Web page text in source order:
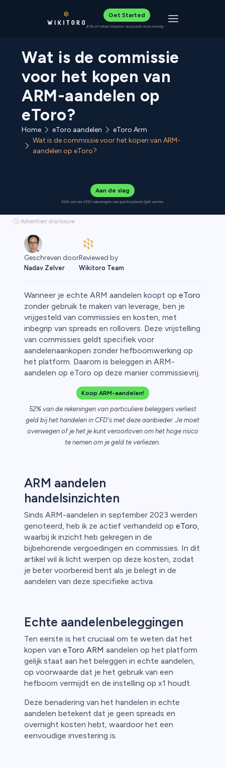
Get Started
61% of retail investor accounts lose money Toggle
Wat is de commissie
voor het kopen van
ARM-aandelen op
eToro?
Home eToro aandelen
eToro Arm
Wat is de commissie voor het kopen van ARM-
aandelen op eToro?
Aan de slag
52% van de CFD-rekeningen van particulieren lijdt verlies.
ⓘ Advertiser disclosure
Geschreven door
Nadav Zelver
Reviewed by
Wikitoro Team
Wanneer je echte ARM aandelen koopt op eToro
zonder gebruik te maken van leverage, ben je
vrijgesteld van commissies en kosten, met
inbegrip van spreads en rollovers. Deze vrijstelling
van commissies geldt specifiek voor
aandelenaankopen zonder hefboomwerking op
het platform. Daarom is beleggen in ARM-
aandelen op eToro op deze manier commissievrij.
Koop ARM-aandelen!
52% van de rekeningen van particuliere beleggers verliest
geld bij het handelen in CFD's met deze aanbieder. Je moet
overwegen of je het je kunt veroorloven om het hoge risico
te nemen om je geld te verliezen.
ARM aandelen
handelsinzichten
Sinds ARM-aandelen in september 2023 werden
genoteerd, heb ik ze actief verhandeld op eToro,
waarbij ik inzicht heb gekregen in de
bijbehorende vergoedingen en commissies. In dit
artikel wil ik licht werpen op deze kosten, zodat
je beter voorbereid bent als je belegt in de
aandelen van deze specifieke activa.
Echte aandelenbeleggingen
Ten eerste is het cruciaal om te weten dat het
kopen van eToro ARM aandelen op het platform
gelijk staat aan het beleggen in echte aandelen,
op voorwaarde dat je het gebruik van een
hefboom vermijdt en de instelling op x1 houdt.
Deze benadering van het handelen in echte
aandelen betekent dat je geen spreads en
overnight kosten hebt, waardoor het een
eenvoudige investering is.